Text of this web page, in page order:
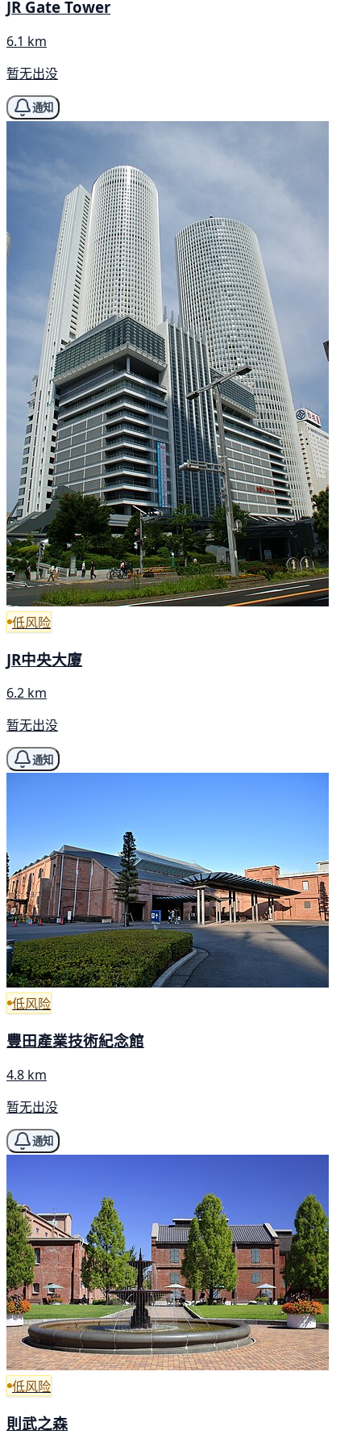
JR Gate Tower
6.1 km
暂无出没
通知
低风险
JR中央大廈
6.2 km
暂无出没
通知
低风险
豐田產業技術紀念館
4.8 km
暂无出没
通知
低风险
則武之森